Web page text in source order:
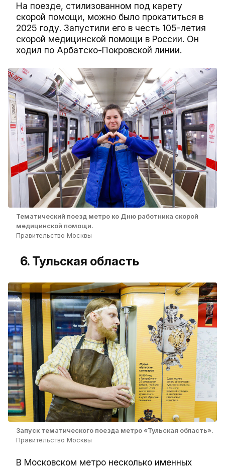
На поезде, стилизованном под карету
скорой помощи, можно было прокатиться в
2025 году. Запустили его в честь 105-летия
скорой медицинской помощи в России. Он
ходил по Арбатско-Покровской линии.
Тематический поезд метро ко Дню работника скорой
медицинской помощи.
Правительство Москвы
6. Тульская область
Запуск тематического поезда метро «Тульская область».
Правительство Москвы
В Московском метро несколько именных